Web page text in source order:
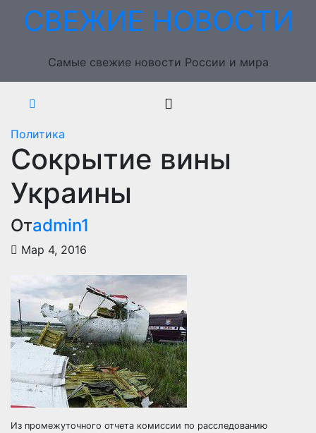
ПерейтиСВЕЖИЕ НОВОСТИ
Самые свежие новости России и мира
Политика
Сокрытие вины
Украины
Отadmin1
Мар 4, 2016
Из промежуточного отчета комиссии по расследованию